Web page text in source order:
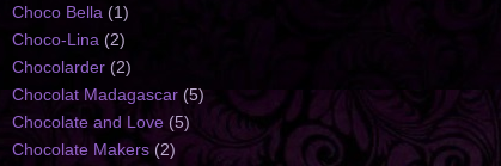
Choco Bella (1)
Choco-Lina (2)
Chocolarder (2)
Chocolat Madagascar (5)
Chocolate and Love (5)
Chocolate Makers (2)